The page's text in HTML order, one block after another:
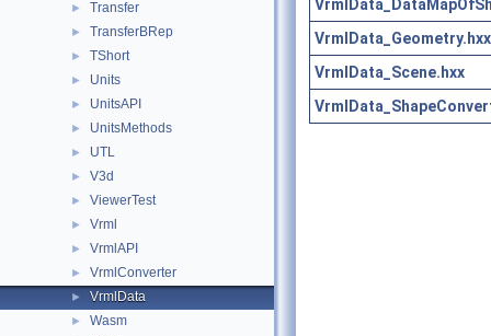
► Transfer
► TransferBRep
► TShort
► Units
► UnitsAPI
► UnitsMethods
► UTL
► V3d
► ViewerTest
► Vrml
► VrmlAPI
► VrmlConverter
► VrmlData
► Wasm
VrmlData_Geometry.hxx
VrmlData_Scene.hxx